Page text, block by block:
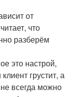
от
что
разберём
это настрой,
грустит, а
всегда можно